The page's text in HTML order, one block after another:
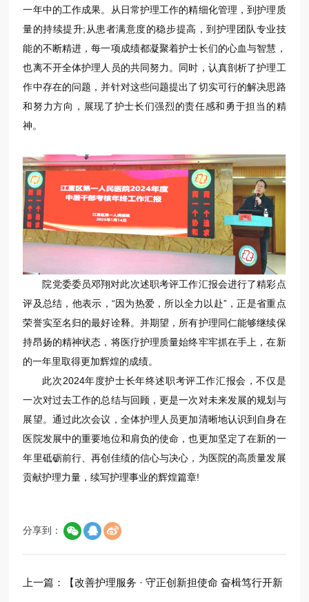
一年中的工作成果。从日常护理工作的精细化管理，到护理质
量的持续提升;从患者满意度的稳步提高，到护理团队专业技
能的不断精进，每一项成绩都凝聚着护士长们的心血与智慧，
也离不开全体护理人员的共同努力。同时，认真剖析了护理工
作中存在的问题，并针对这些问题提出了切实可行的解决思路
和努力方向，展现了护士长们强烈的责任感和勇于担当的精
神。
院党委委员邓翔对此次述职考评工作汇报会进行了精彩点
评及总结，他表示，“因为热爱，所以全力以赴”，正是省重点
荣誉实至名归的最好诠释。并期望，所有护理同仁能够继续保
持昂扬的精神状态，将医疗护理质量始终牢牢抓在手上，在新
的一年里取得更加辉煌的成绩。
此次2024年度护士长年终述职考评工作汇报会，不仅是
一次对过去工作的总结与回顾，更是一次对未来发展的规划与
展望。通过此次会议，全体护理人员更加清晰地认识到自身在
医院发展中的重要地位和肩负的使命，也更加坚定了在新的一
年里砥砺前行、再创佳绩的信心与决心，为医院的高质量发展
贡献护理力量，续写护理事业的辉煌篇章!
分享到：
上一篇： 【改善护理服务 · 守正创新担使命 奋楫笃行开新